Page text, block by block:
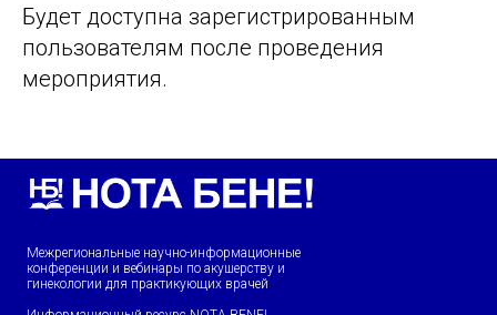
Будет доступна зарегистрированным
пользователям после проведения
мероприятия.
Межрегиональные научно-информационные
конференции и вебинары по акушерству и
гинекологии для практикующих врачей